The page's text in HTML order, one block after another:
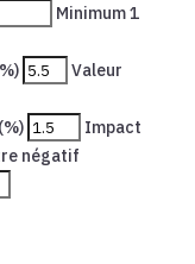
Minimum 1
Valeur
Impact
négatif